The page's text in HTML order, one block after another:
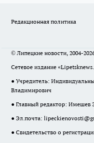
Редакционная политика
© Липецкие новости, 2004-
Сетевое издание
● Учредитель:
Владимирович
● Главный редактор: Имешев
● Эл.почта:
● Свидетельство о